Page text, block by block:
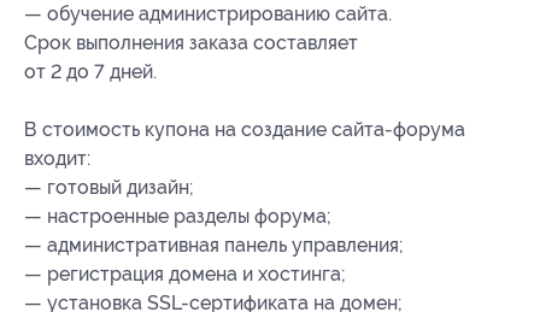
— обучение администрированию сайта.
Срок выполнения заказа составляет
от 2 до 7 дней.
В стоимость купона на создание сайта-форума
входит:
— готовый дизайн;
— настроенные разделы форума;
— административная панель управления;
— регистрация домена и хостинга;
— установка SSL-сертификата на домен;